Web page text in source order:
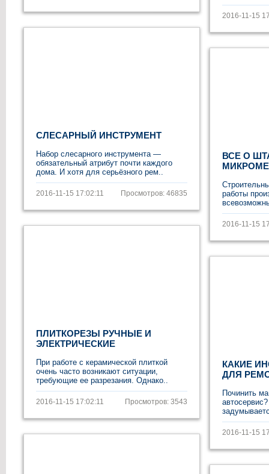
2016-11-15
СЛЕСАРНЫЙ ИНСТРУМЕНТ
Набор слесарного инструмента —
обязательный атрибут почти каждого
дома. И хотя для серьёзного рем..
2016-11-15 17:02:11 Просмотров: 46835
ВСЕ О
работы
2016-11-15
ПЛИТКОРЕЗЫ РУЧНЫЕ И
ЭЛЕКТРИЧЕСКИЕ
При работе с керамической плиткой
очень часто возникают ситуации,
требующие ее разрезания. Однако..
2016-11-15 17:02:11 Просмотров: 3543
КАКИЕ
ДЛЯ
Починить
2016-11-15